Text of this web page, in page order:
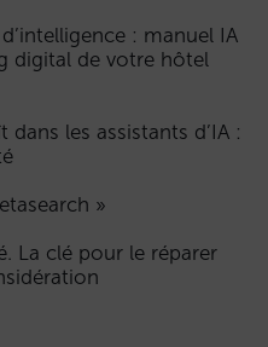
: manuel IA
digital de votre hôtel
les assistants d’IA :
»
La clé pour le réparer